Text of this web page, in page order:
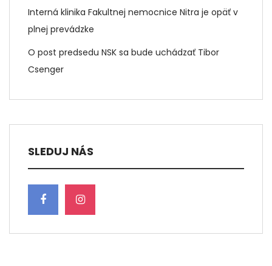
Interná klinika Fakultnej nemocnice Nitra je opäť v
plnej prevádzke
O post predsedu NSK sa bude uchádzať Tibor
Csenger
SLEDUJ NÁS